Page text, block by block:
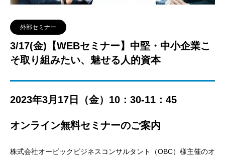
外部セミナー
3/17(金)【WEBセミナー】中堅・中小企業こ
そ取り組みたい、魅せる人的資本
2023年3月17日（金）10：30-11：45
オンライン無料セミナーのご案内
株式会社オービックビジネスコンサルタント（OBC）様主催のオ